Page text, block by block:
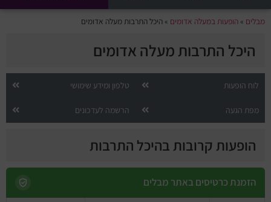
הופעות היום
סטנדאפ
הצגות ילדים
הופעות חיות
הצגות תיאטרון
מחזות זמר
מבלים »הופעות במעלה אדומים »היכל התרבות מעלה אדומים
היכל התרבות מעלה אדומים
לוח הופעות טלפון ומידע שימושי
מפת הגעה הרשמה לעדכונים
הופעות קרובות בהיכל התרבות
הזמנת כרטיסים באתר מבלים